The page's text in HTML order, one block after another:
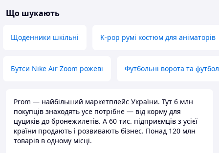
Що шукають
Щоденники шкільні K-pop румі костюм для аніматорів
Бутси Nike Air Zoom рожеві Футбольні ворота та
Prom — найбільший маркетплейс України. Тут 6 млн
покупців знаходять усе потрібне — від корму для
цуциків до бронежилетів. А 60 тис. підприємців з усієї
країни продають і розвивають бізнес. Понад 120 млн
товарів в одному місці.